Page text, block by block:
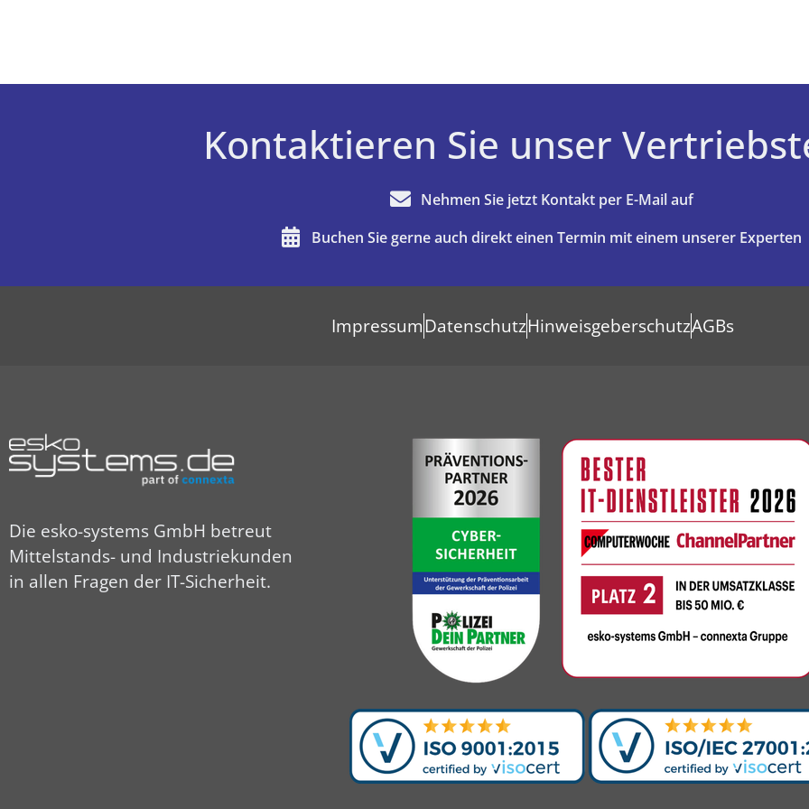
Kontaktieren Sie unser
Nehmen Sie jetzt Kontakt per E-Mail auf
Buchen Sie gerne auch direkt einen Termin mit einem unserer Experten
ImpressumDatenschutzHinweisgeberschutzAGBs
Die esko-systems GmbH betreut
Mittelstands- und Industriekunden
in allen Fragen der IT-Sicherheit.